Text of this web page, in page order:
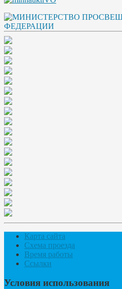
Карта сайта
Схема проезда
Время работы
Ссылки
Условия использования